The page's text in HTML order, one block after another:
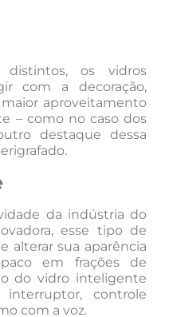
distintos, os vidros
com a decoração,
aproveitamento
– como no caso dos
destaque dessa
da indústria do
esse tipo de
alterar sua aparência
em frações de
do vidro inteligente
controle
com a voz.